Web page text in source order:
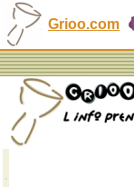
Grioo.com